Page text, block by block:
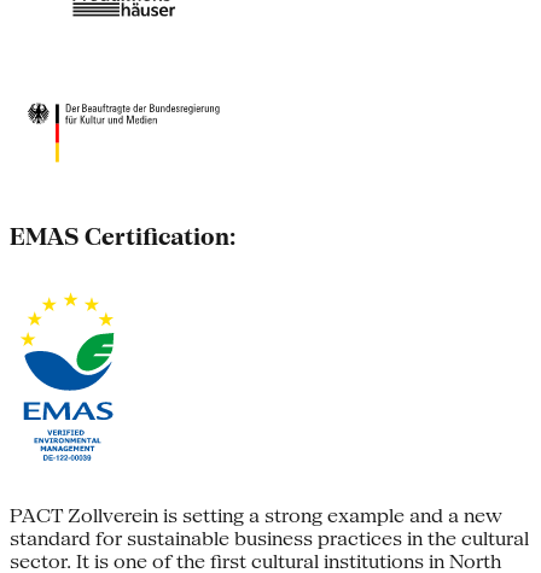
EMAS Certification:
PACT Zollverein is setting a strong example and a new
standard for sustainable business practices in the cultural
sector. It is one of the first cultural institutions in North